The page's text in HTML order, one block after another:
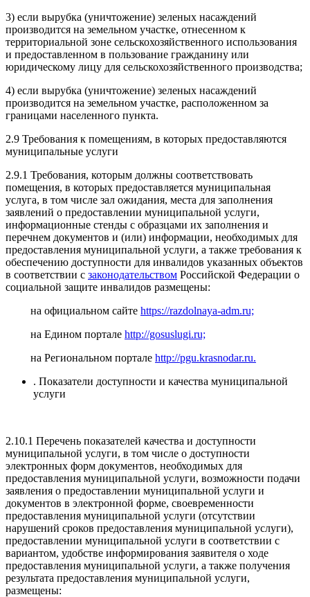
3) если вырубка (уничтожение) зеленых насаждений
производится на земельном участке, отнесенном к
территориальной зоне сельскохозяйственного использования
и предоставленном в пользование гражданину или
юридическому лицу для сельскохозяйственного производства;
4) если вырубка (уничтожение) зеленых насаждений
производится на земельном участке, расположенном за
границами населенного пункта.
2.9 Требования к помещениям, в которых предоставляются
муниципальные услуги
2.9.1 Требования, которым должны соответствовать
помещения, в которых предоставляется муниципальная
услуга, в том числе зал ожидания, места для заполнения
заявлений о предоставлении муниципальной услуги,
информационные стенды с образцами их заполнения и
перечнем документов и (или) информации, необходимых для
предоставления муниципальной услуги, а также требования к
обеспечению доступности для инвалидов указанных объектов
в соответствии с законодательством Российской Федерации о
социальной защите инвалидов размещены:
на официальном сайте https://razdolnaya-adm.ru;
на Едином портале http://gosuslugi.ru;
на Региональном портале http://pgu.krasnodar.ru.
. Показатели доступности и качества муниципальной
услуги
2.10.1 Перечень показателей качества и доступности
муниципальной услуги, в том числе о доступности
электронных форм документов, необходимых для
предоставления муниципальной услуги, возможности подачи
заявления о предоставлении муниципальной услуги и
документов в электронной форме, своевременности
предоставления муниципальной услуги (отсутствии
нарушений сроков предоставления муниципальной услуги),
предоставлении муниципальной услуги в соответствии с
вариантом, удобстве информирования заявителя о ходе
предоставления муниципальной услуги, а также получения
результата предоставления муниципальной услуги,
размещены: